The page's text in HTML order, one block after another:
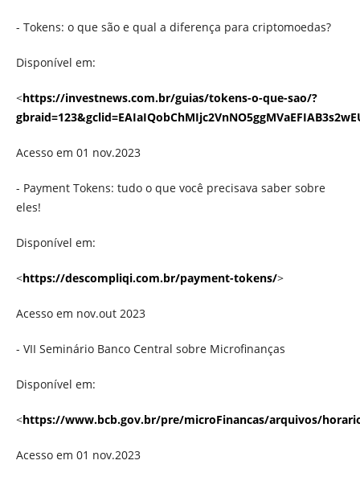
- Tokens: o que são e qual a diferença para criptomoedas?
Disponível em:
<https://investnews.com.br/guias/tokens-o-que-sao/?
Acesso em 01 nov.2023
- Payment Tokens: tudo o que você precisava saber sobre
eles!
Disponível em:
<https://descompliqi.com.br/payment-tokens/>
Acesso em nov.out 2023
- VII Seminário Banco Central sobre Microfinanças
Disponível em:
<https://www.bcb.gov.br/pre/microFinancas/arquivos/
Acesso em 01 nov.2023